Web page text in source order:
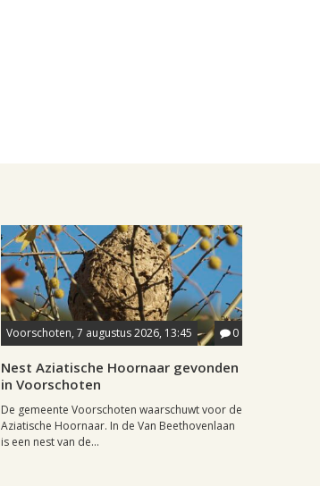
Voorschoten, 7 augustus 2026, 13:45 0
Nest Aziatische Hoornaar gevonden
in Voorschoten
De gemeente Voorschoten waarschuwt voor de
Aziatische Hoornaar. In de Van Beethovenlaan
is een nest van de...